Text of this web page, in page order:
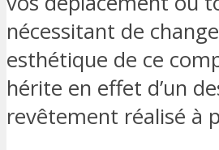
nécessitant de
esthétique de ce
hérite en effet d’un
revêtement réalisé à